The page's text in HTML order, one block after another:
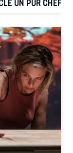
UN PUR CHEF